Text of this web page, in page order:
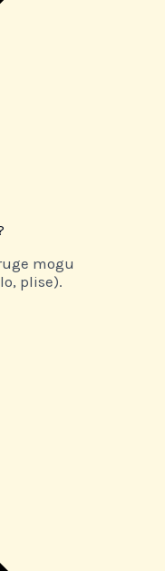
mogu
plise).